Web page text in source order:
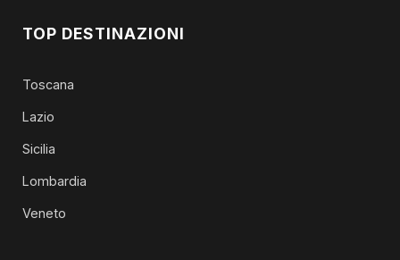
TOP DESTINAZIONI
Toscana
Lazio
Sicilia
Lombardia
Veneto